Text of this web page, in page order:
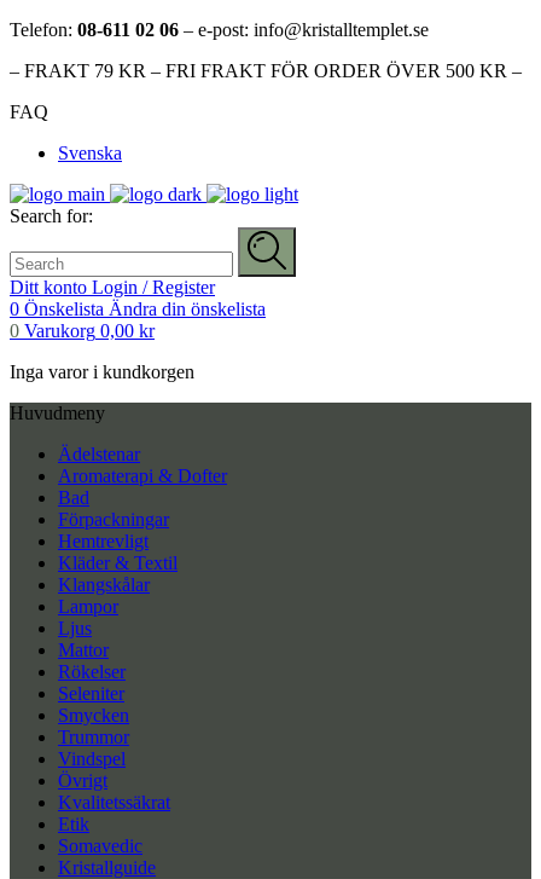
Telefon: 08-611 02 06 – e-post: info@kristalltemplet.se
– FRAKT 79 KR – FRI FRAKT FÖR ORDER ÖVER 500 KR –
FAQ
Svenska
Search for:
Ditt konto Login / Register
0 Önskelista Ändra din önskelista
0 Varukorg 0,00 kr
Inga varor i kundkorgen
Huvudmeny
Ädelstenar
Aromaterapi & Dofter
Bad
Förpackningar
Hemtrevligt
Kläder & Textil
Klangskålar
Lampor
Ljus
Mattor
Rökelser
Seleniter
Smycken
Trummor
Vindspel
Övrigt
Kvalitetssäkrat
Etik
Somavedic
Kristallguide